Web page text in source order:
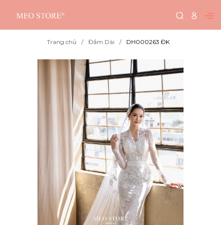
Trang chủ Đầm Dài DH000263 ĐK